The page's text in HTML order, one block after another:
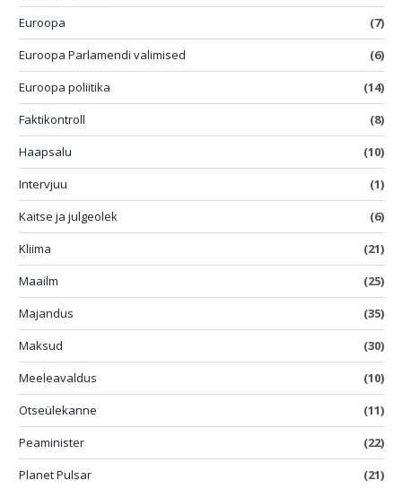
Euroopa
(7)
Euroopa Parlamendi valimised
(6)
Euroopa poliitika
(14)
Faktikontroll
(8)
Haapsalu
(10)
Intervjuu
(1)
Kaitse ja julgeolek
(6)
Kliima
(21)
Maailm
(25)
Majandus
(35)
Maksud
(30)
Meeleavaldus
(10)
Otseülekanne
(11)
Peaminister
(22)
Planet Pulsar
(21)